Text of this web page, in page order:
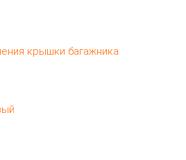
крышки багажника